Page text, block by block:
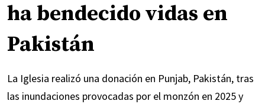
ha bendecido vidas en
Pakistán
La Iglesia realizó una donación en Punjab, Pakistán, tras
las inundaciones provocadas por el monzón en 2025 y